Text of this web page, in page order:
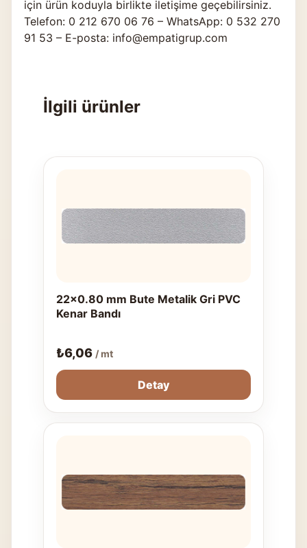
için ürün koduyla birlikte iletişime geçebilirsiniz.
Telefon: 0 212 670 06 76 – WhatsApp: 0 532 270
91 53 – E-posta: info@empatigrup.com
İlgili ürünler
22x0.80 mm Bute Metalik Gri PVC
Kenar Bandı
₺6,06 / mt
Detay